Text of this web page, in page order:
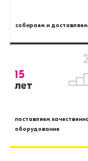
собираем и доставляем
15
лет
поставляем
оборудование